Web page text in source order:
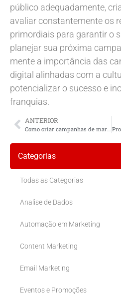
público adequadamente,
avaliar constantemente os
primordiais para garantir o
planejar sua próxima
mente a importância das
digital alinhadas com a
potencializar o sucesso e
franquias.
ANTERIOR
Categorias
Todas as Categorias
Analise de Dados
Automação em Marketing
Content Marketing
Email Marketing
Eventos e Promoções